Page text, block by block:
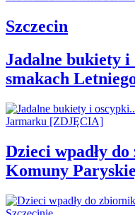
Szczecin
Jadalne bukiety i
smakach
Dzieci wpadły
Komuny